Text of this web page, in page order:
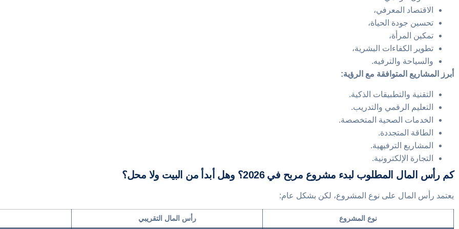
الاقتصاد المعرفي،
تحسين جودة الحياة،
تمكين المرأة،
تطوير الكفاءات البشرية،
والسياحة والترفيه.
أبرز المشاريع المتوافقة مع الرؤية:
التقنية والتطبيقات الذكية.
التعليم الرقمي والتدريب.
الخدمات الصحية المتخصصة.
الطاقة المتجددة.
المشاريع الترفيهية.
التجارة الإلكترونية.
كم رأس المال المطلوب لبدء مشروع مربح في 2026؟ وهل أبدأ من البيت ولا محل؟
يعتمد رأس المال على نوع المشروع، لكن بشكل عام:
نوع المشروع رأس المال التقريبي